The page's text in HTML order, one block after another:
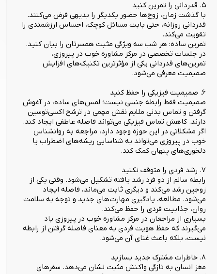
۵. قدردانی را تمرین کنید
با گذشت زمان، زوج‌ها حضور یکدیگر را بدیهی فرض می‌کنند.
قدردانی روزانه، حتی بابت مسائل کوچک، احساس ارزشمندی را
تقویت می‌کند.
تمرین ساده: هر شب سه ویژگی مثبت همسرتان را بیان کنید.
در جلسات تخصصی در مرکز مشاوره خوب در پیروزی،
تمرین‌های قدردانی یکی از مؤثرترین تکنیک‌های افزایش
صمیمیت معرفی می‌شود.
۶. صمیمیت فیزیکی را حفظ کنید
صمیمیت فقط رابطه جنسی نیست؛ لمس‌های ساده، در آغوش
گرفتن و تماس بدنی ملایم نقش مهمی در ترشح اکسی‌توسین
دارند. کاهش تماس فیزیکی می‌تواند فاصله عاطفی ایجاد کند.
اگر مشکلاتی در این حوزه وجود دارد، مراجعه به روانشناس
خوب در پیروزی می‌تواند به شناسایی ریشه‌های اضطراب یا
دلخوری‌های پنهان کمک کند.
۷. رشد فردی را متوقف نکنید
رابطه سالم از دو فرد رشد یافته تشکیل می‌شود. وقتی یکی از
زوجین رشد می‌کند و دیگری ثابت می‌ماند، فاصله ایجاد
می‌شود. مطالعه، یادگیری مهارت‌های جدید و توجه به سلامت
روان، جذابیت فردی را حفظ می‌کند.
بسیاری از مراجعان در مرکز مشاوره خوب در پیروزی یاد
می‌گیرند که حفظ هویت فردی به معنای فاصله گرفتن از رابطه
نیست، بلکه باعث غنای آن می‌شود.
۸. خاطرات مشترک جدید بسازید
مغز انسان به تازگی واکنش مثبت نشان می‌دهد. سفرهای